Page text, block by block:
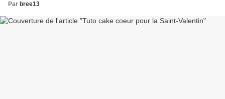
Par bree13